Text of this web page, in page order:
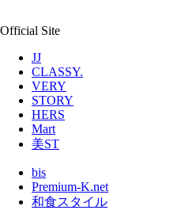
Official Site
JJ
CLASSY.
VERY
STORY
HERS
Mart
美ST
bis
Premium-K.net
和食スタイル